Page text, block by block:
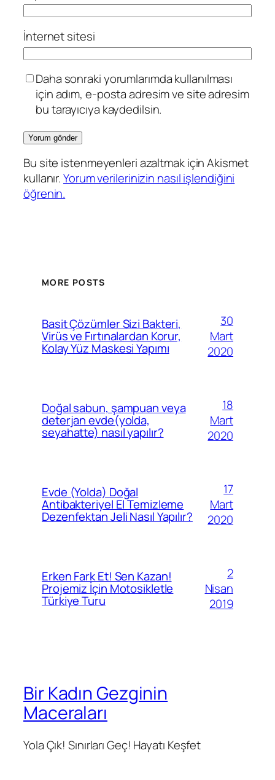
İnternet sitesi
Daha sonraki yorumlarımda kullanılması
için adım, e-posta adresim ve site adresim
bu tarayıcıya kaydedilsin.
Bu site istenmeyenleri azaltmak için Akismet
kullanır.Yorum verilerinizin nasıl işlendiğini
öğrenin.
MORE POSTS
Basit Çözümler Sizi Bakteri,
Virüs ve Fırtınalardan Korur,
Kolay Yüz Maskesi Yapımı
30
Mart
2020
Doğal sabun, şampuan veya
deterjan evde(yolda,
seyahatte) nasıl yapılır?
18
Mart
2020
Evde (Yolda) Doğal
Antibakteriyel El Temizleme
Dezenfektan Jeli Nasıl Yapılır?
17
Mart
2020
Erken Fark Et! Sen Kazan!
Projemiz İçin Motosikletle
Türkiye Turu
2
Nisan
2019
Bir Kadın Gezginin
Maceraları
Yola Çık! Sınırları Geç! Hayatı Keşfet